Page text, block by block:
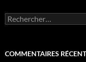
Rechercher :
COMMENTAIRES